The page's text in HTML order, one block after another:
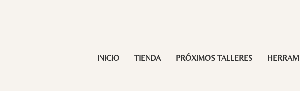
INICIO TIENDA PRÓXIMOS TALLERES